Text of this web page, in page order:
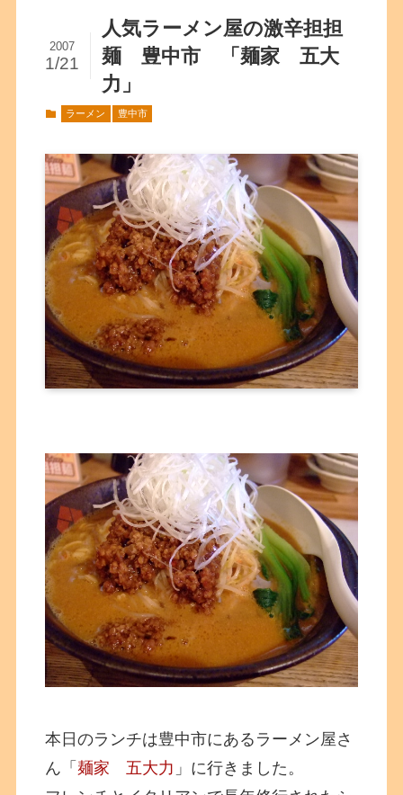
人気ラーメン屋の激辛担担
麺 豊中市 「麺家 五大
力」
2007
1/21
ラーメン 豊中市
本日のランチは豊中市にあるラーメン屋さ
ん「麺家 五大力 」に行きました。